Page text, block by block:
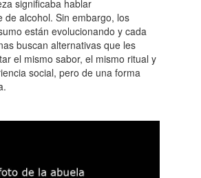
significaba hablar
de alcohol. Sin embargo, los
están evolucionando y cada
buscan alternativas que les
el mismo sabor, el mismo ritual y
social, pero de una forma